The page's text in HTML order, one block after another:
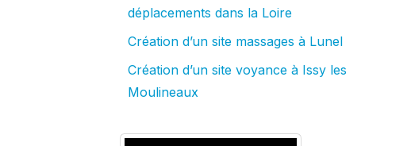
déplacements dans la Loire
Création d’un site massages à Lunel
Création d’un site voyance à Issy les
Moulineaux